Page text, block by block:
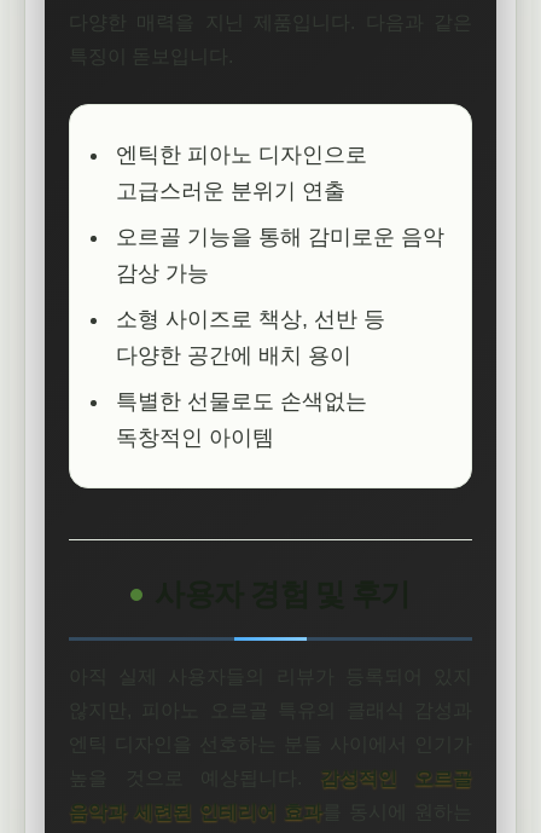
다양한 매력을 지닌 제품입니다. 다음과 같은
특징이 돋보입니다.
엔틱한 피아노 디자인으로
고급스러운 분위기 연출
오르골 기능을 통해 감미로운 음악
감상 가능
소형 사이즈로 책상, 선반 등
다양한 공간에 배치 용이
특별한 선물로도 손색없는
독창적인 아이템
감성적인 오르골
음악과 세련된 인테리어 효과